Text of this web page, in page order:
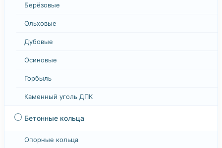
Берёзовые
Ольховые
Дубовые
Осиновые
Горбыль
Каменный уголь ДПК
⚪ Бетонные кольца
Опорные кольца